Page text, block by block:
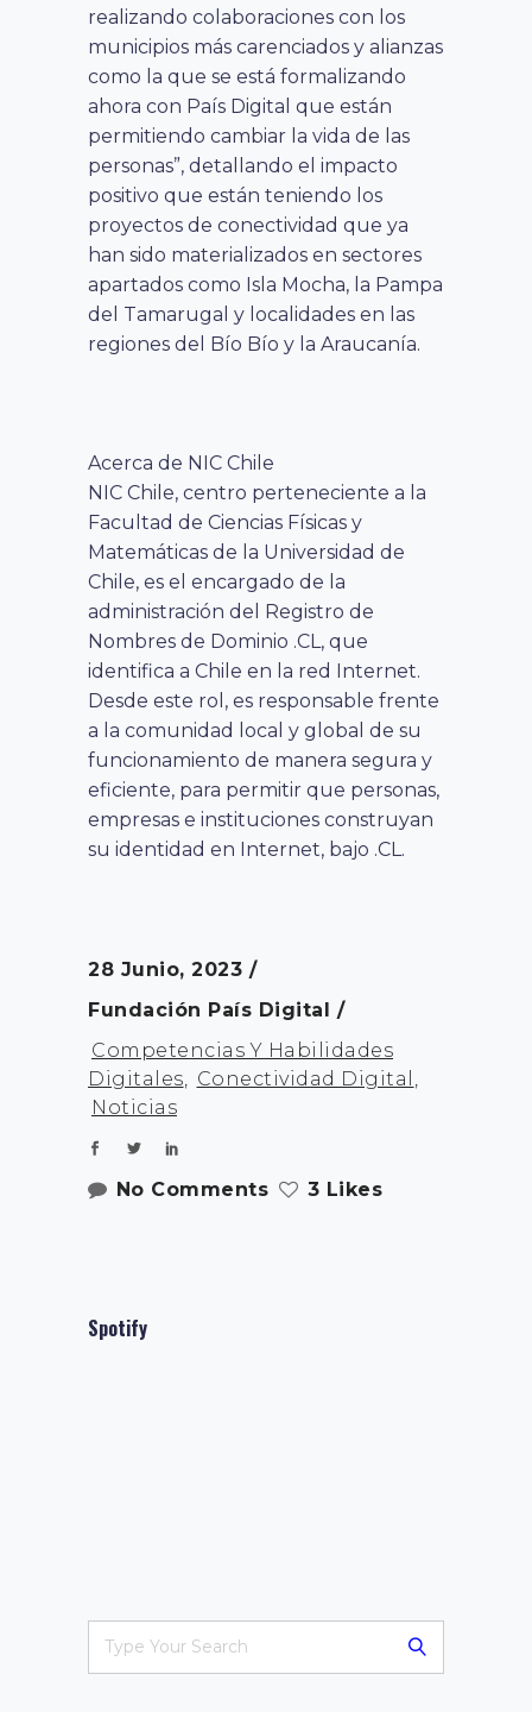
realizando colaboraciones con los
municipios más carenciados y alianzas
como la que se está formalizando
ahora con País Digital que están
permitiendo cambiar la vida de las
personas”, detallando el impacto
positivo que están teniendo los
proyectos de conectividad que ya
han sido materializados en sectores
apartados como Isla Mocha, la Pampa
del Tamarugal y localidades en las
regiones del Bío Bío y la Araucanía.
Acerca de NIC Chile
NIC Chile, centro perteneciente a la
Facultad de Ciencias Físicas y
Matemáticas de la Universidad de
Chile, es el encargado de la
administración del Registro de
Nombres de Dominio .CL, que
identifica a Chile en la red Internet.
Desde este rol, es responsable frente
a la comunidad local y global de su
funcionamiento de manera segura y
eficiente, para permitir que personas,
empresas e instituciones construyan
su identidad en Internet, bajo .CL.
28 Junio, 2023
Fundación País Digital
Competencias Y Habilidades
Digitales
Conectividad Digital
Noticias
No Comments 3 Likes
Spotify